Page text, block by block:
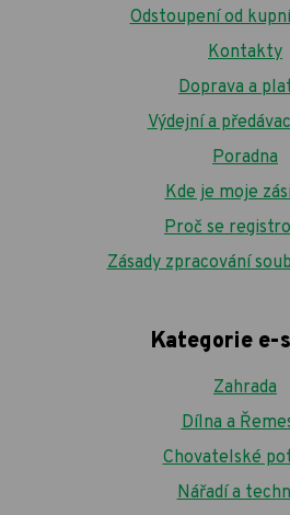
Odstoupení od
Kontakty
Doprava a
Výdejní a
Poradna
Kde je moje
Proč se
Zásady zpracování
Kategorie e-
Zahrada
Dílna a
Chovatelské
Nářadí a